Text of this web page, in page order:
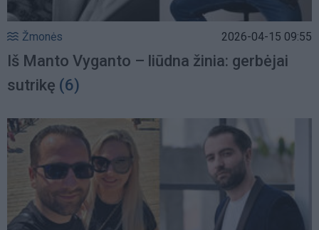
Žmonės 2026-04-15 09:55
Iš Manto Vyganto – liūdna žinia: gerbėjai
sutrikę (6)